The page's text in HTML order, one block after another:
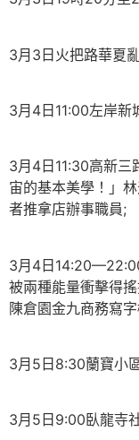
3月3日火把路華夏
3月4日11:00左岸新
3月4日11:30高新三
宙的基本美學！」
者推拿店辦事職員;
3月4日
被兩種能量衝擊得
陳倉園金九商務寫
3月5日8:30蘭寶小
3月5日9:00臥龍寺